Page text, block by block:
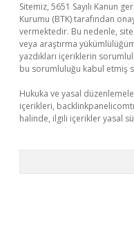
Sitemiz, 5651 Sayılı Kanun
Kurumu (BTK) tarafından
vermektedir. Bu nedenle,
veya araştırma
yazdıkları içeriklerin
bu sorumluluğu kabul etmiş
Hukuka ve yasal
içerikleri,
halinde, ilgili içerikler yasal